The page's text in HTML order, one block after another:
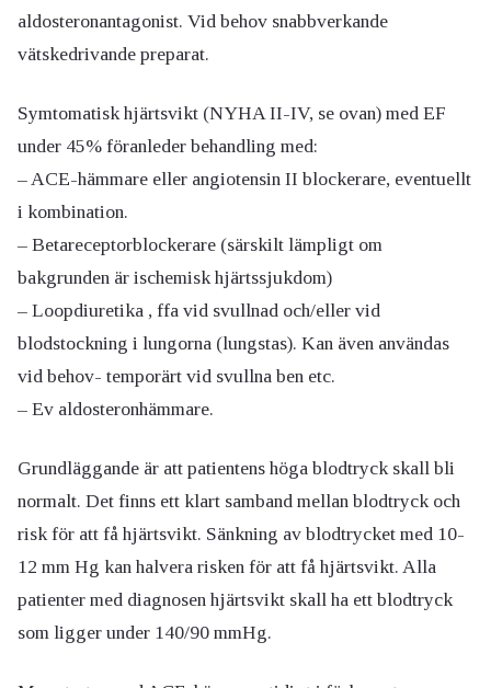
aldosteronantagonist. Vid behov snabbverkande
vätskedrivande preparat.
Symtomatisk hjärtsvikt (NYHA II-IV, se ovan) med EF
under 45% föranleder behandling med:
– ACE-hämmare eller angiotensin II blockerare, eventuellt
i kombination.
– Betareceptorblockerare (särskilt lämpligt om
bakgrunden är ischemisk hjärtssjukdom)
– Loopdiuretika , ffa vid svullnad och/eller vid
blodstockning i lungorna (lungstas). Kan även användas
vid behov- temporärt vid svullna ben etc.
– Ev aldosteronhämmare.
Grundläggande är att patientens höga blodtryck skall bli
normalt. Det finns ett klart samband mellan blodtryck och
risk för att få hjärtsvikt. Sänkning av blodtrycket med 10-
12 mm Hg kan halvera risken för att få hjärtsvikt. Alla
patienter med diagnosen hjärtsvikt skall ha ett blodtryck
som ligger under 140/90 mmHg.